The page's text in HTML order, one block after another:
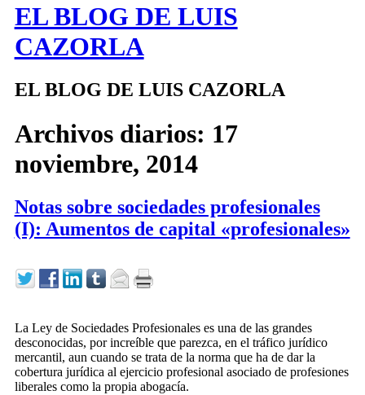
EL BLOG DE LUIS
CAZORLA
EL BLOG DE LUIS CAZORLA
Archivos diarios: 17
noviembre, 2014
Notas sobre sociedades profesionales
(I): Aumentos de capital «profesionales»
La Ley de Sociedades Profesionales es una de las grandes
desconocidas, por increíble que parezca, en el tráfico jurídico
mercantil, aun cuando se trata de la norma que ha de dar la
cobertura jurídica al ejercicio profesional asociado de profesiones
liberales como la propia abogacía.